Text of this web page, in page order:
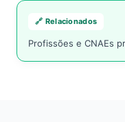
🔗 Relacionados
Profissões e CNAEs